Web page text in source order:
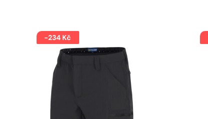
-234 Kč